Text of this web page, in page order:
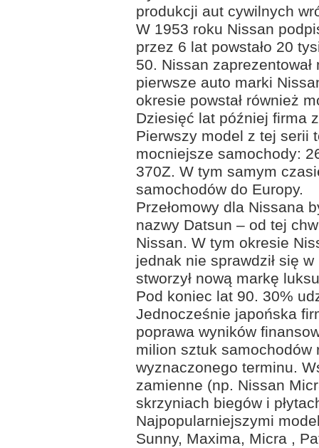
produkcji aut cywilnych
W 1953 roku Nissan
przez 6 lat powstało 20
50. Nissan
pierwsze auto marki
okresie powstał również
Dziesięć lat później firma
Pierwszy model z tej serii
mocniejsze samochody:
370Z. W tym samym
samochodów do Europy.
Przełomowy dla Nissana
nazwy Datsun – od tej
Nissan. W tym okresie
jednak nie sprawdził się
stworzył nową markę
Pod koniec lat 90. 30%
Jednocześnie japońska
poprawa wyników
milion sztuk samochodów
wyznaczonego terminu.
zamienne (np. Nissan
skrzyniach biegów i
Najpopularniejszymi
Sunny, Maxima, Micra ,